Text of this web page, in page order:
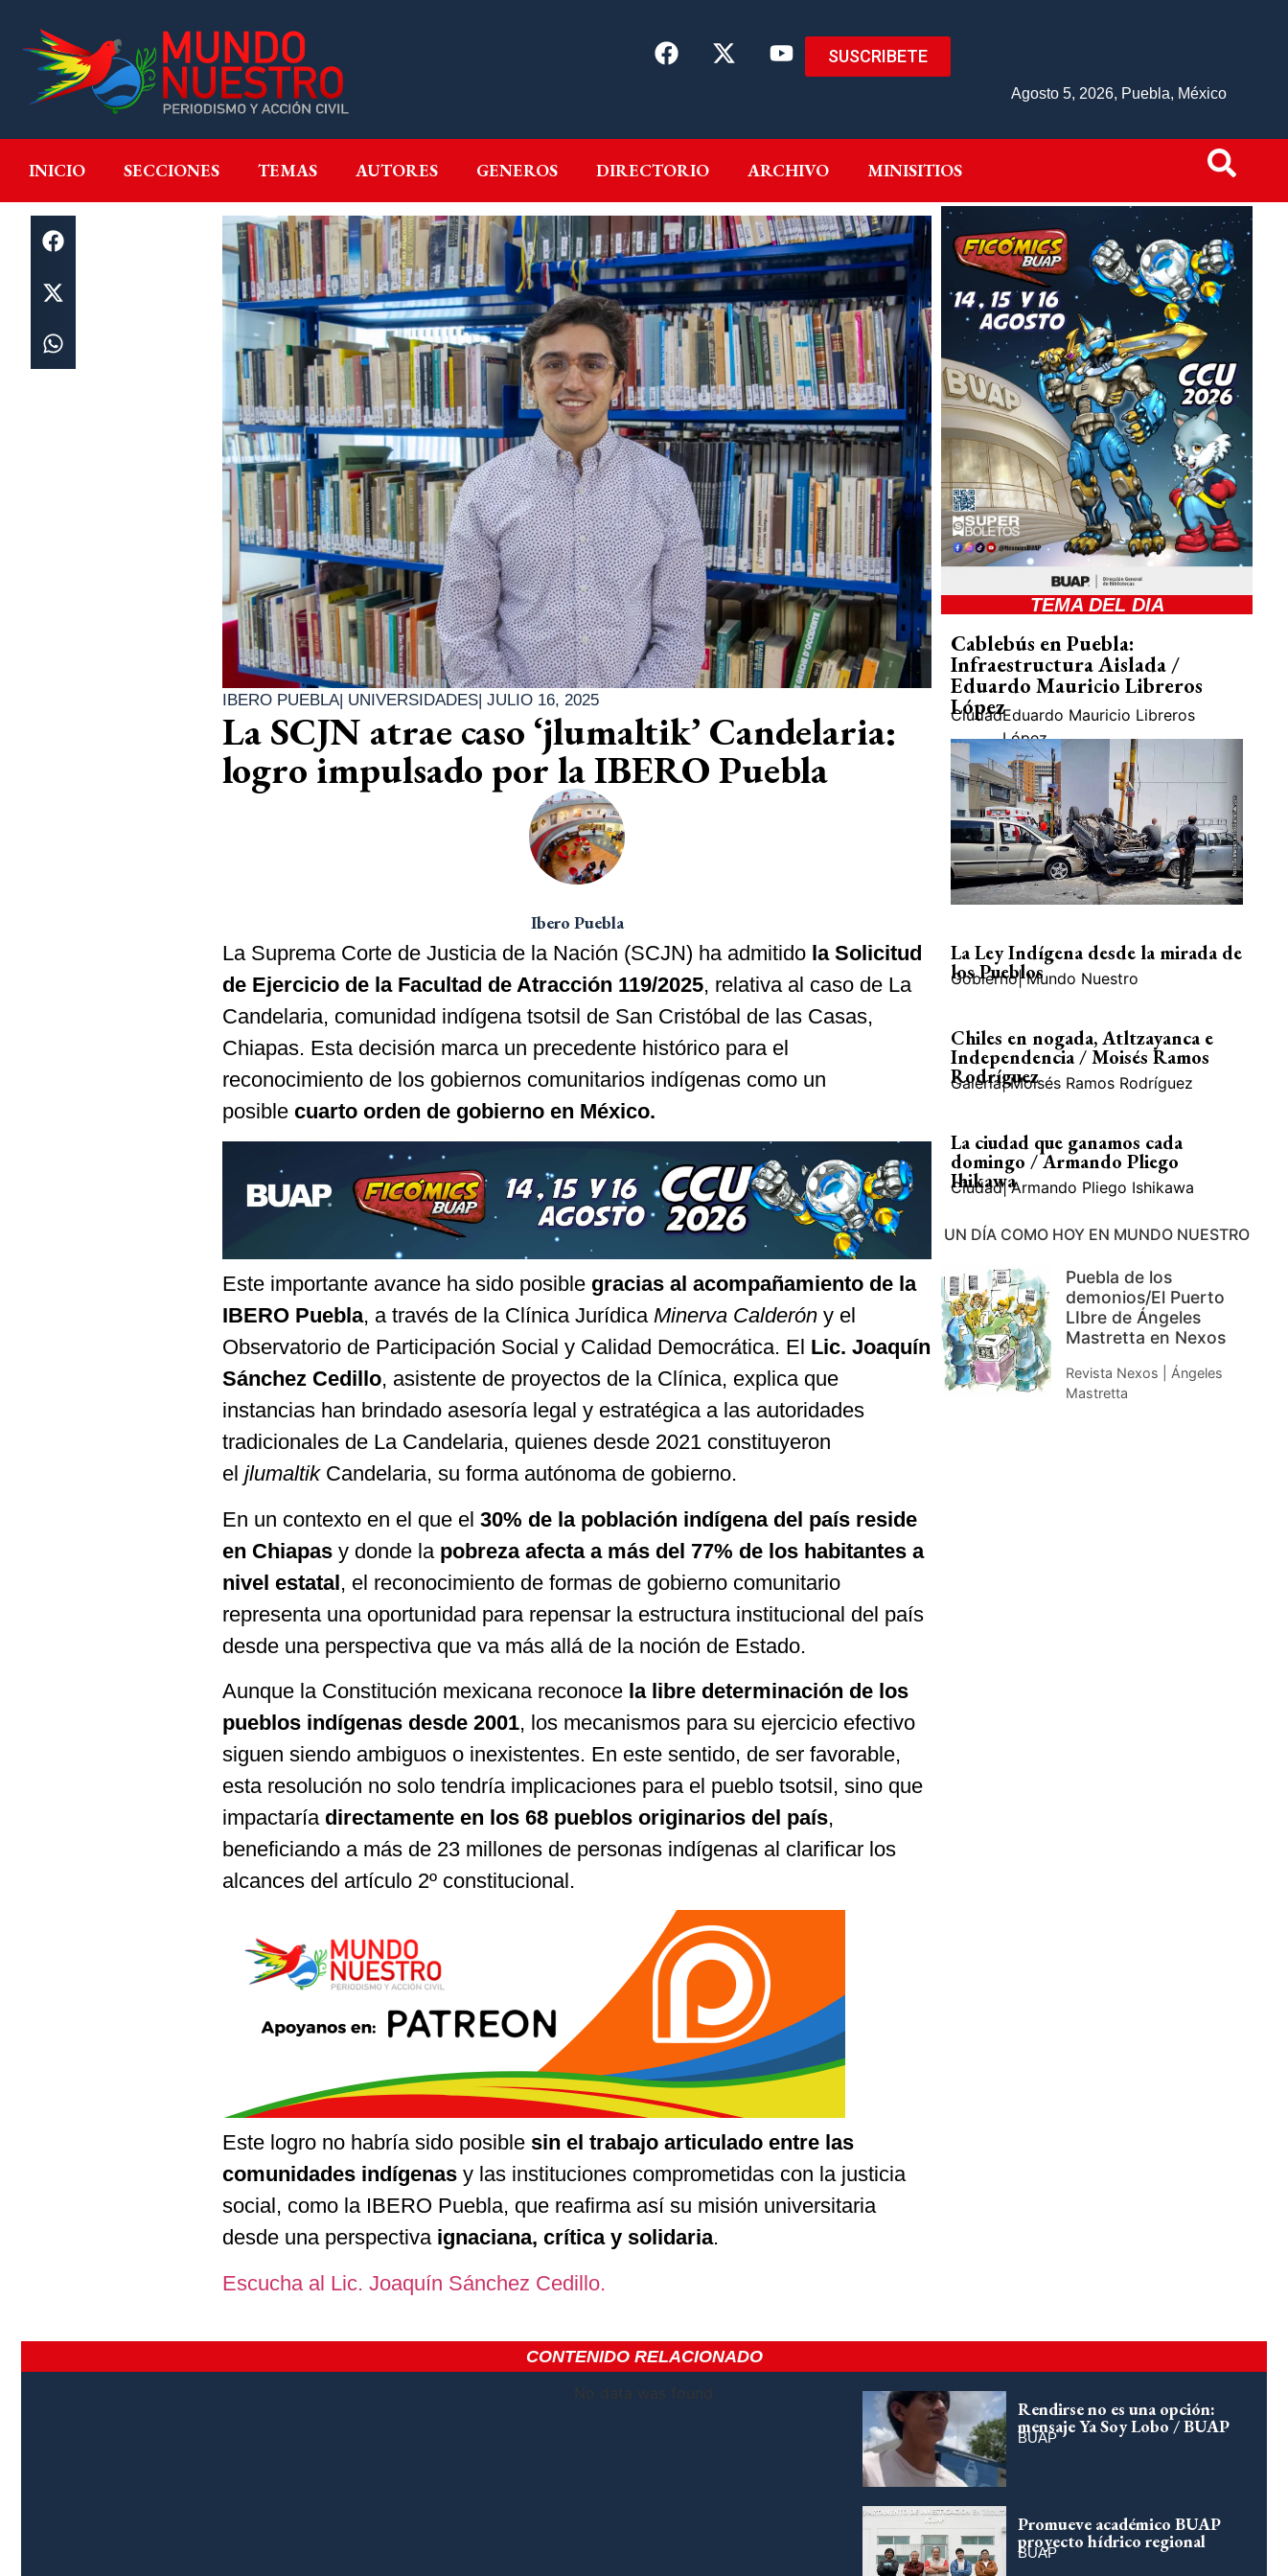
SUSCRIBETE
Agosto 5, 2026, Puebla, México
INICIO SECCIONES TEMAS AUTORES GENEROS DIRECTORIO ARCHIVO MINISITIOS
INICIO SECCIONES GENEROS DIRECTORIO ARCHIVO MINISITIOS
IBERO PUEBLA| UNIVERSIDADES JULIO 16, 2025
La SCJN atrae caso ‘jlumaltik’ Candelaria:
logro impulsado por la IBERO Puebla
Ibero Puebla
La Suprema Corte de Justicia de la Nación (SCJN) ha admitido la Solicitud
de Ejercicio de la Facultad de Atracción 119/2025, relativa al caso de La
Candelaria, comunidad indígena tsotsil de San Cristóbal de las Casas,
Chiapas. Esta decisión marca un precedente histórico para el
reconocimiento de los gobiernos comunitarios indígenas como un
posible cuarto orden de gobierno en México.
Este importante avance ha sido posible gracias al acompañamiento de la
IBERO Puebla, a través de la Clínica Jurídica Minerva Calderón y el
Observatorio de Participación Social y Calidad Democrática. El Lic. Joaquín
Sánchez Cedillo, asistente de proyectos de la Clínica, explica que
instancias han brindado asesoría legal y estratégica a las autoridades
tradicionales de La Candelaria, quienes desde 2021 constituyeron
el jlumaltikCandelaria, su forma autónoma de gobierno.
En un contexto en el que el 30% de la población indígena del país reside
en Chiapas y donde la pobreza afecta a más del 77% de los habitantes a
nivel estatal, el reconocimiento de formas de gobierno comunitario
representa una oportunidad para repensar la estructura institucional del país
desde una perspectiva que va más allá de la noción de Estado.
Aunque la Constitución mexicana reconoce la libre determinación de los
pueblos indígenas desde 2001, los mecanismos para su ejercicio efectivo
siguen siendo ambiguos o inexistentes. En este sentido, de ser favorable,
esta resolución no solo tendría implicaciones para el pueblo tsotsil, sino que
impactaría directamente en los 68 pueblos originarios del país,
beneficiando a más de 23 millones de personas indígenas al clarificar los
alcances del artículo 2º constitucional.
Este logro no habría sido posible sin el trabajo articulado entre las
comunidades indígenas y las instituciones comprometidas con la justicia
social, como la IBERO Puebla, que reafirma así su misión universitaria
desde una perspectiva ignaciana, crítica y solidaria.
Escucha al Lic. Joaquín Sánchez Cedillo.
TEMA DEL DIA
Cablebús en Puebla:
Infraestructura Aislada /
Eduardo Mauricio Libreros
López
CiudadEduardo Mauricio Libreros
López
La Ley Indígena desde la mirada de
los Pueblos
Gobierno| Mundo Nuestro
Chiles en nogada, Atltzayanca e
Independencia / Moisés Ramos
Rodríguez
Galería| Moisés Ramos Rodríguez
La ciudad que ganamos cada
domingo / Armando Pliego
Ihikawa
Ciudad| Armando Pliego Ishikawa
UN DÍA COMO HOY EN MUNDO NUESTRO
Puebla de los
demonios/El Puerto
LIbre de Ángeles
Mastretta en Nexos
Revista Nexos | Ángeles
Mastretta
CONTENIDO RELACIONADO
No data was found
Rendirse no es una opción:
mensaje Ya Soy Lobo / BUAP
BUAP
Promueve académico BUAP
proyecto hídrico regional
BUAP